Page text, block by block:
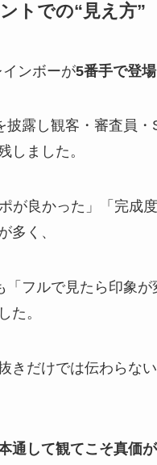
トでの“見え方”
ンボーが5番手で登場
披露し観客・審査員
しました。
が良かった」「完成度
多く、
「フルで見たら印象が
た。
きだけでは伝わらな
通して観てこそ真価